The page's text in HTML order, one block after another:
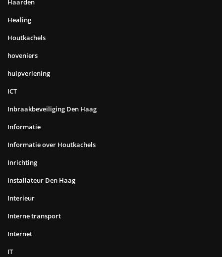
Haarden
Healing
Houtkachels
hoveniers
hulpverlening
ICT
Inbraakbeveiliging Den Haag
Informatie
Informatie over Houtkachels
Inrichting
Installateur Den Haag
Interieur
Interne transport
Internet
IT